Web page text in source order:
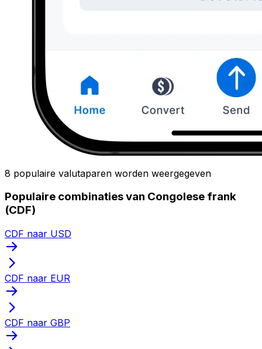
8 populaire valutaparen worden weergegeven
Populaire combinaties van Congolese frank
(CDF)
CDF naar USD
CDF naar EUR
CDF naar GBP